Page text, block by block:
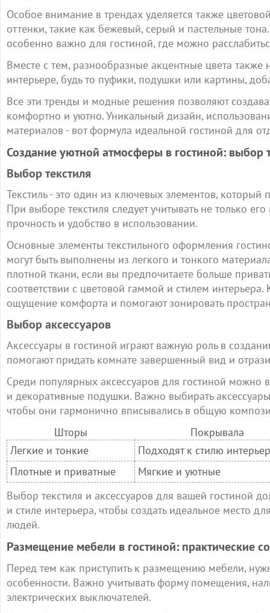
Особое внимание в трендах уделяется также
оттенки, такие как бежевый, серый и пастельные
особенно важно для гостиной, где можно
Вместе с тем, разнообразные акцентные цвета также
интерьере, будь то пуфики, подушки или картины,
Все эти тренды и модные решения позволяют
комфортно и уютно. Уникальный дизайн,
материалов - вот формула идеальной гостиной для
Создание уютной атмосферы в гостиной: выбор
Выбор текстиля
Текстиль - это один из ключевых элементов, который
При выборе текстиля следует учитывать не только
прочность и удобство в использовании.
Основные элементы текстильного оформления
могут быть выполнены из легкого и тонкого
плотной ткани, если вы предпочитаете больше
соответствии с цветовой гаммой и стилем
ощущение комфорта и помогают зонировать
Выбор аксессуаров
Аксессуары в гостиной играют важную роль в
помогают придать комнате завершенный вид и
Среди популярных аксессуаров для гостиной можно
и декоративные подушки. Важно выбирать
чтобы они гармонично вписывались в общую
Шторы
Покрывала
Легкие и тонкие
Подходят к стилю
Плотные и приватные
Мягкие и уютные
Выбор текстиля и аксессуаров для вашей гостиной
и стиле интерьера, чтобы создать идеальное место
людей.
Размещение мебели в гостиной: практические
Перед тем как приступить к размещению мебели,
особенности. Важно учитывать форму помещения,
электрических выключателей.